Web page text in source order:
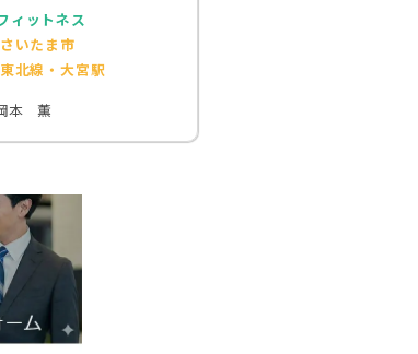
ィットネス
いたま市
北線・大宮駅
本 薫